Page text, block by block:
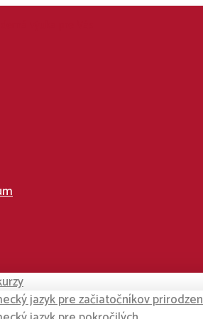
jazyk pre začiatočníkov